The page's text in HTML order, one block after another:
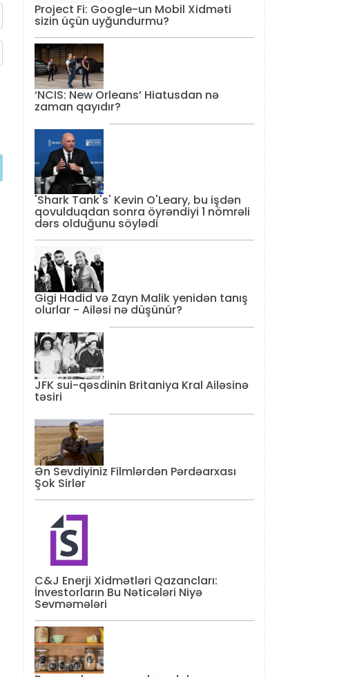
Project Fi: Google-un Mobil Xidməti
sizin üçün uyğundurmu?
‘NCIS: New Orleans’ Hiatusdan nə
zaman qayıdır?
'Shark Tank's' Kevin O'Leary, bu işdən
qovulduqdan sonra öyrəndiyi 1 nömrəli
dərs olduğunu söylədi
Gigi Hadid və Zayn Malik yenidən tanış
olurlar - Ailəsi nə düşünür?
JFK sui-qəsdinin Britaniya Kral Ailəsinə
təsiri
Ən Sevdiyiniz Filmlərdən Pərdəarxası
Şok Sirlər
C&J Enerji Xidmətləri Qazancları:
İnvestorların Bu Nəticələri Niyə
Sevməmələri